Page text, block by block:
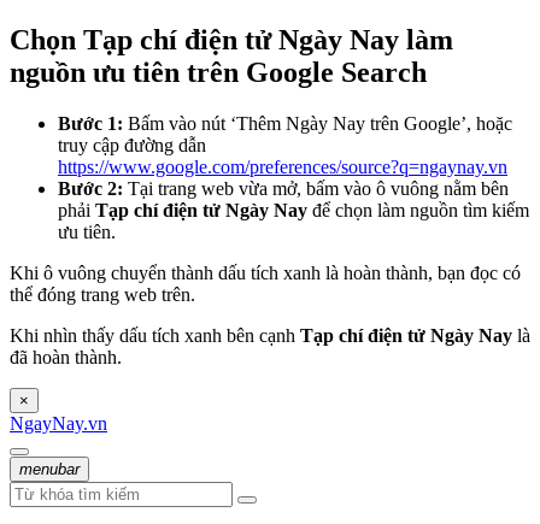
Chọn Tạp chí điện tử Ngày Nay làm
nguồn ưu tiên trên Google Search
Bước 1: Bấm vào nút ‘Thêm Ngày Nay trên Google’, hoặc
truy cập đường dẫn
https://www.google.com/preferences/source?q=ngaynay.vn
Bước 2: Tại trang web vừa mở, bấm vào ô vuông nằm bên
phải Tạp chí điện tử Ngày Nay để chọn làm nguồn tìm kiếm
ưu tiên.
Khi ô vuông chuyển thành dấu tích xanh là hoàn thành, bạn đọc có
thể đóng trang web trên.
Khi nhìn thấy dấu tích xanh bên cạnh Tạp chí điện tử Ngày Nay là
đã hoàn thành.
×
NgayNay.vn
menubar